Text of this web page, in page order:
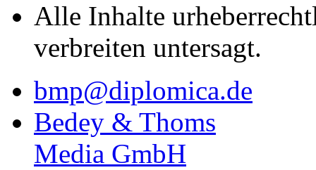
Alle Inhalte
verbreiten untersagt.
bmp@diplomica.de
Bedey & Thoms
Media GmbH